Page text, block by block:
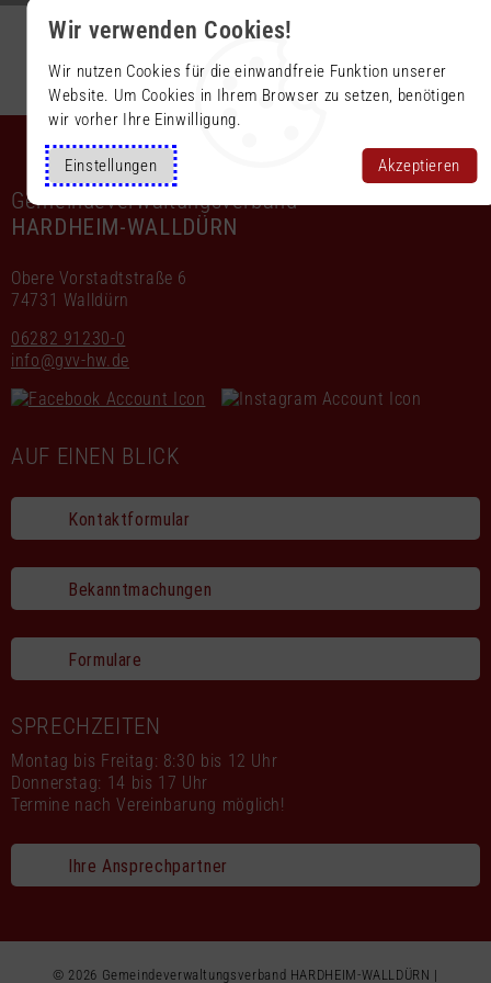
Wir verwenden Cookies!
Wir nutzen Cookies für die einwandfreie Funktion unserer
Website. Um Cookies in Ihrem Browser zu setzen, benötigen
wir vorher Ihre Einwilligung.
Einstellungen Akzeptieren
Gemeindeverwaltungsverband
HARDHEIM-WALLDÜRN
Obere Vorstadtstraße 6
74731 Walldürn
06282 91230-0
info@gvv-hw.de
AUF EINEN BLICK
Kontaktformular
Bekanntmachungen
Formulare
SPRECHZEITEN
Montag bis Freitag: 8:30 bis 12 Uhr
Donnerstag: 14 bis 17 Uhr
Termine nach Vereinbarung möglich!
Ihre Ansprechpartner
© 2026 Gemeindeverwaltungsverband HARDHEIM-WALLDÜRN |